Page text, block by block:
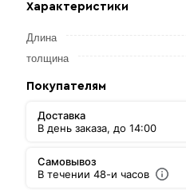
Характеристики
Длина
толщина
Покупателям
Доставка
В день заказа, до 14:00
Самовывоз
В течении 48-и часов